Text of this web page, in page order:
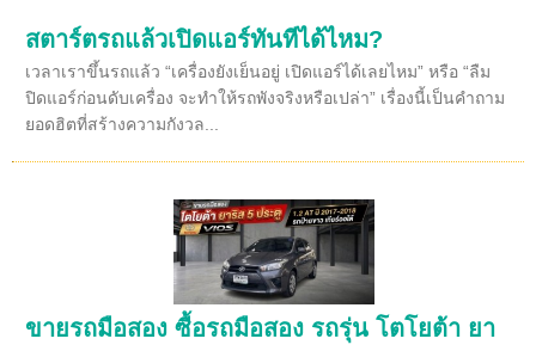
สตาร์ตรถแล้วเปิดแอร์ทันทีได้ไหม?
เวลาเราขึ้นรถแล้ว “เครื่องยังเย็นอยู่ เปิดแอร์ได้เลยไหม” หรือ “ลืม
ปิดแอร์ก่อนดับเครื่อง จะทำให้รถพังจริงหรือเปล่า” เรื่องนี้เป็นคำถาม
ยอดฮิตที่สร้างความกังวล...
ขายรถมือสอง ซื้อรถมือสอง รถรุ่น โตโยต้า ยา